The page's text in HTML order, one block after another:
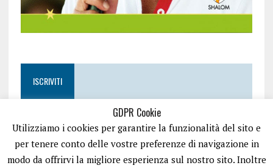
ISCRIVITI
GDPR Cookie
Utilizziamo i cookies per garantire la funzionalità del sito e
per tenere conto delle vostre preferenze di navigazione in
modo da offrirvi la migliore esperienza sul nostro sito. Inoltre